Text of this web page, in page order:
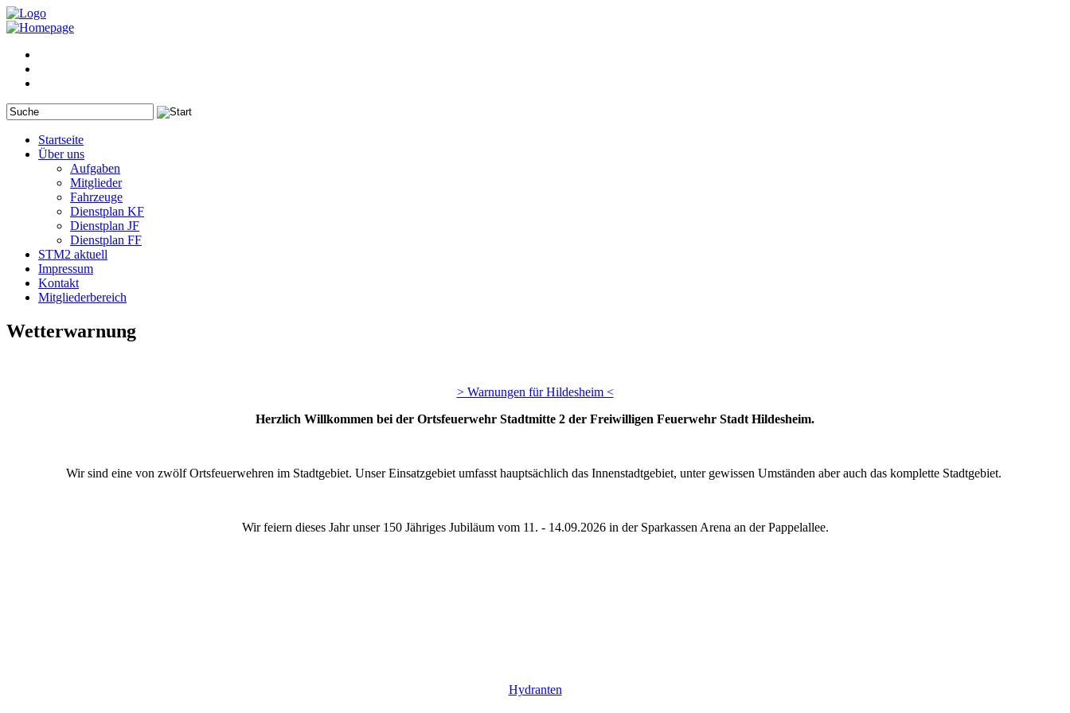
Startseite
Über uns
Aufgaben
Mitglieder
Fahrzeuge
Dienstplan KF
Dienstplan JF
Dienstplan FF
STM2 aktuell
Impressum
Kontakt
Mitgliederbereich
Wetterwarnung
> Warnungen für Hildesheim <
Herzlich Willkommen bei der Ortsfeuerwehr Stadtmitte 2 der Freiwilligen Feuerwehr Stadt Hildesheim.
Wir sind eine von zwölf Ortsfeuerwehren im Stadtgebiet. Unser Einsatzgebiet umfasst hauptsächlich das Innenstadtgebiet, unter gewissen Umständen aber auch das komplette Stadtgebiet.
Wir feiern dieses Jahr unser 150 Jähriges Jubiläum vom 11. - 14.09.2026 in der Sparkassen Arena an der Pappelallee.
Hydranten